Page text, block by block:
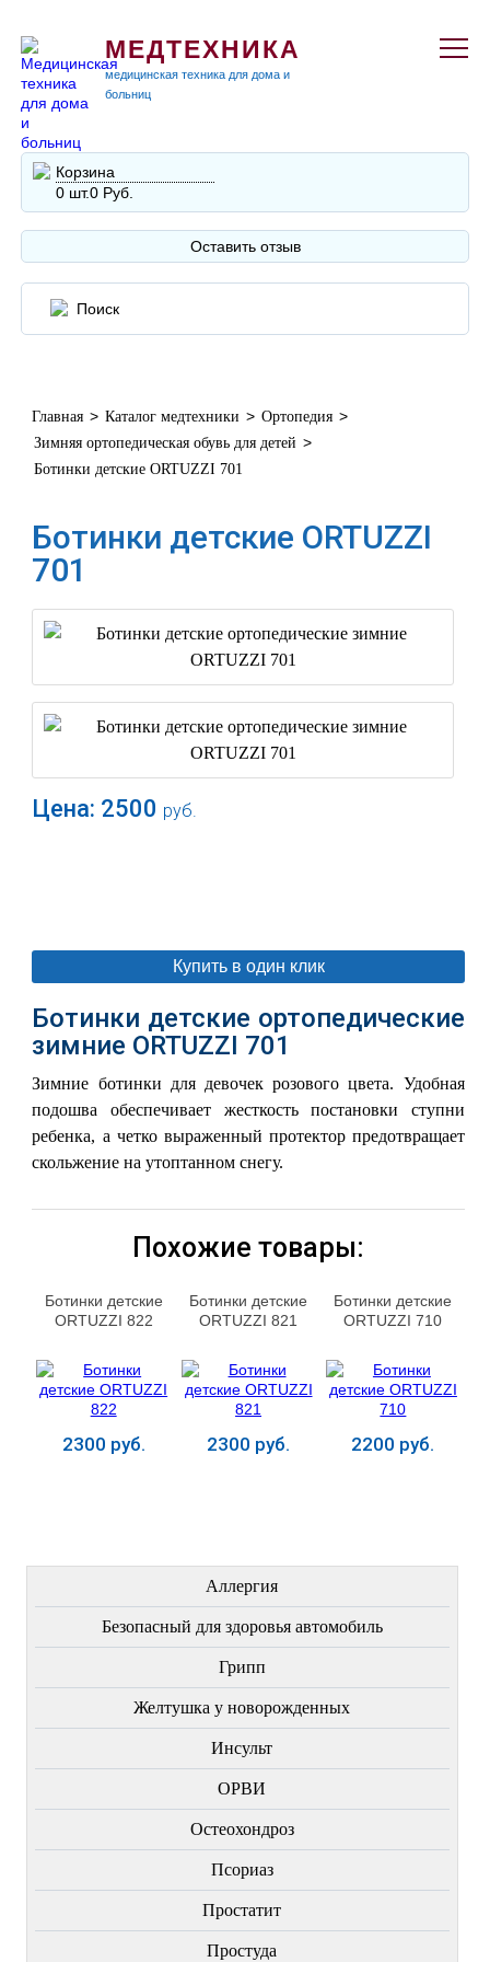
МЕДТЕХНИКА
медицинская техника для дома и
больниц
Корзина
0 шт.0 Руб.
Оставить отзыв
Главная > Каталог медтехники > Ортопедия >
Зимняя ортопедическая обувь для детей >
Ботинки детские ORTUZZI 701
Ботинки детские ORTUZZI
701
Цена: 2500 руб.
Купить в один клик
Ботинки детские ортопедические
зимние ORTUZZI 701
Зимние ботинки для девочек розового цвета. Удобная
подошва обеспечивает жесткость постановки ступни
ребенка, а четко выраженный протектор предотвращает
скольжение на утоптанном снегу.
Похожие товары:
Ботинки детские
ORTUZZI 822
2300 руб.
Ботинки детские
ORTUZZI 821
2300 руб.
Ботинки детские
ORTUZZI 710
2200 руб.
Аллергия
Безопасный для здоровья автомобиль
Грипп
Желтушка у новорожденных
Инсульт
ОРВИ
Остеохондроз
Пcориаз
Простатит
Простуда